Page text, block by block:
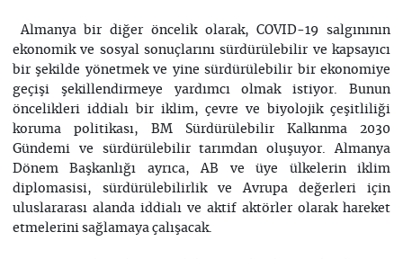
Almanya bir diğer öncelik olarak, COVID-19 salgınının
ekonomik ve sosyal sonuçlarını sürdürülebilir ve kapsayıcı
bir şekilde yönetmek ve yine sürdürülebilir bir ekonomiye
geçişi şekillendirmeye yardımcı olmak istiyor. Bunun
öncelikleri iddialı bir iklim, çevre ve biyolojik çeşitliliği
koruma politikası, BM Sürdürülebilir Kalkınma 2030
Gündemi ve sürdürülebilir tarımdan oluşuyor. Almanya
Dönem Başkanlığı ayrıca, AB ve üye ülkelerin iklim
diplomasisi, sürdürülebilirlik ve Avrupa değerleri için
uluslararası alanda iddialı ve aktif aktörler olarak hareket
etmelerini sağlamaya çalışacak.